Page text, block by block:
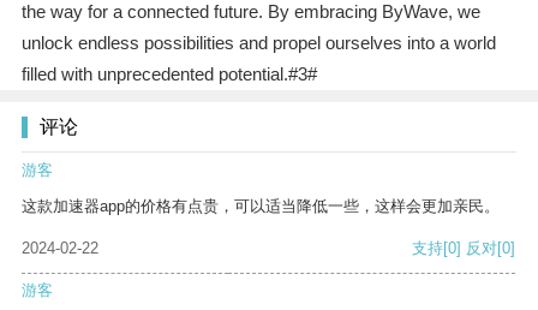
the way for a connected future. By embracing ByWave, we
unlock endless possibilities and propel ourselves into a world
filled with unprecedented potential.#3#
评论
游客
这款加速器app的价格有点贵，可以适当降低一些，这样会更加亲民。
2024-02-22 支持[0] 反对[0]
游客